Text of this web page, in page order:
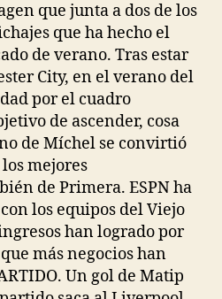
que junta a dos de los
que ha hecho el
de verano. Tras estar
City, en el verano del
por el cuadro
de ascender, cosa
de Míchel se convirtió
mejores
de Primera. ESPN ha
los equipos del Viejo
han logrado por
más negocios han
Un gol de Matip